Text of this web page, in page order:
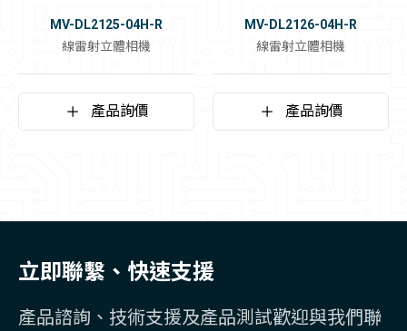
MV-DL2125-04H-R
線雷射立體相機
產品詢價
MV-DL2126-04H-R
線雷射立體相機
產品詢價
立即聯繫、快速支援
產品諮詢、技術支援及產品測試歡迎與我們聯